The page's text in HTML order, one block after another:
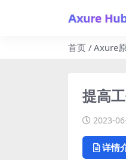
首页 Axure
提高
2023-
详情